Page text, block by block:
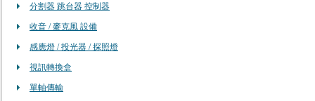
分割器 跳台器 控制器
收音 / 麥克風 設備
感應燈 / 投光器 / 探照燈
視訊轉換盒
單軸傳輸